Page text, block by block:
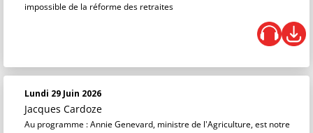
impossible de la réforme des retraites
Lundi 29 Juin 2026
Jacques Cardoze
Au programme : Annie Genevard, ministre de l'Agriculture, est notre